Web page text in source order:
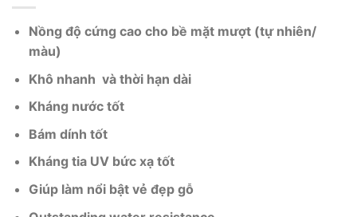
Nồng độ cứng cao cho bề mặt mượt (tự nhiên/
màu)
Khô nhanh và thời hạn dài
Kháng nước tốt
Bám dính tốt
Kháng tia UV bức xạ tốt
Giúp làm nổi bật vẻ đẹp gỗ